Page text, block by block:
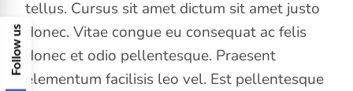
tellus. Cursus sit amet dictum sit amet justo
donec. Vitae congue eu consequat ac felis
donec et odio pellentesque. Praesent
elementum facilisis leo vel. Est pellentesque
F
o
l
l
o
w
u
s
o
n
S
o
c
i
a
l
M
e
d
i a